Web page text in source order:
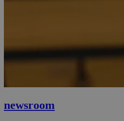
newsroom